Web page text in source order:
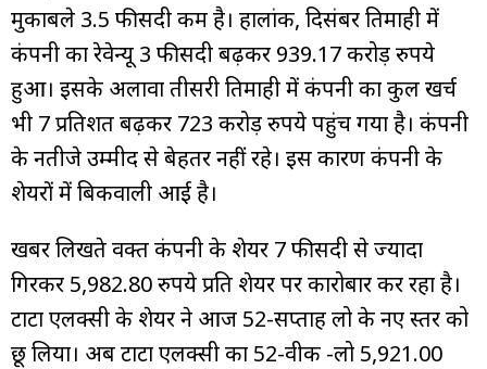
मुकाबले 3.5 फीसदी कम है। हालांक, दिसंबर तिमाही में
कंपनी का रेवेन्यू 3 फीसदी बढ़कर 939.17 करोड़ रुपये
हुआ। इसके अलावा तीसरी तिमाही में कंपनी का कुल खर्च
भी 7 प्रतिशत बढ़कर ₹723 करोड़ रुपये पहुंच गया है। कंपनी
के नतीजे उम्मीद से बेहतर नहीं रहे। इस कारण कंपनी के
शेयरों में बिकवाली आई है।
खबर लिखते वक्त कंपनी के शेयर 7 फीसदी से ज्यादा
गिरकर 5,982.80 रुपये प्रति शेयर पर कारोबार कर रहा है।
टाटा एलक्सी के शेयर ने आज 52-सप्ताह लो के नए स्तर को
छू लिया। अब टाटा एलक्सी का 52-वीक -लो 5,921.00